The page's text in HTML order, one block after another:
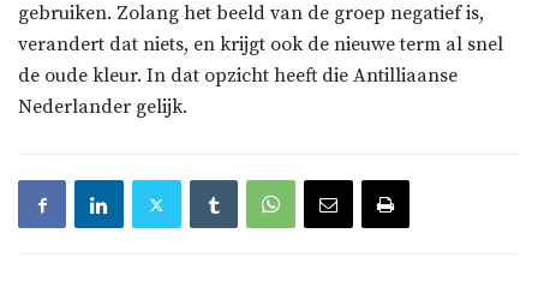
gebruiken. Zolang het beeld van de groep negatief is,
verandert dat niets, en krijgt ook de nieuwe term al snel
de oude kleur. In dat opzicht heeft die Antilliaanse
Nederlander gelijk.